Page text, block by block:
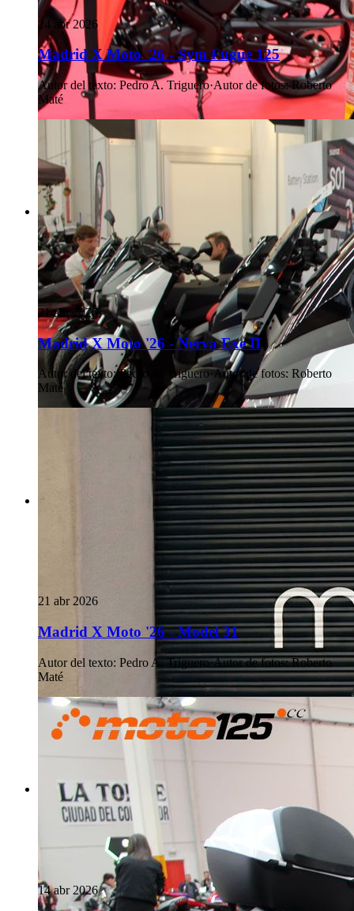
24 abr 2026
Madrid X Moto '26 - Sym Fugue 125
Autor del texto: Pedro A. Triguero·Autor de fotos: Roberto
Maté
21 abr 2026
Madrid X Moto '26 - Nerva Exe II
Autor del texto: Pedro A. Triguero·Autor de fotos: Roberto
Maté
21 abr 2026
Madrid X Moto '26 - Model 31
Autor del texto: Pedro A. Triguero·Autor de fotos: Roberto
Maté
14 abr 2026